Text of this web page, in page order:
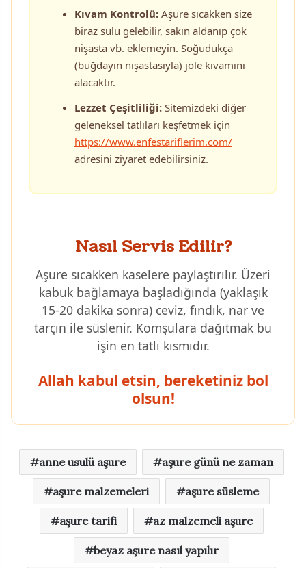
Kıvam Kontrolü: Aşure sıcakken size
biraz sulu gelebilir, sakın aldanıp çok
nişasta vb. eklemeyin. Soğudukça
(buğdayın nişastasıyla) jöle kıvamını
alacaktır.
Lezzet Çeşitliliği: Sitemizdeki diğer
geleneksel tatlıları keşfetmek için
https://www.enfestariflerim.com/
adresini ziyaret edebilirsiniz.
Nasıl Servis Edilir?
Aşure sıcakken kaselere paylaştırılır. Üzeri
kabuk bağlamaya başladığında (yaklaşık
15-20 dakika sonra) ceviz, fındık, nar ve
tarçın ile süslenir. Komşulara dağıtmak bu
işin en tatlı kısmıdır.
Allah kabul etsin, bereketiniz bol
olsun!
anne usulü aşure aşure günü ne zaman
aşure malzemeleri aşure süsleme
aşure tarifi az malzemeli aşure
beyaz aşure nasıl yapılır